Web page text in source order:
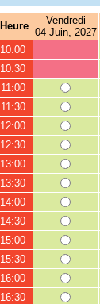
Heure
Vendredi
04 Juin, 2027
10:00
10:30
11:00
11:30
12:00
12:30
13:00
13:30
14:00
14:30
15:00
15:30
16:00
16:30